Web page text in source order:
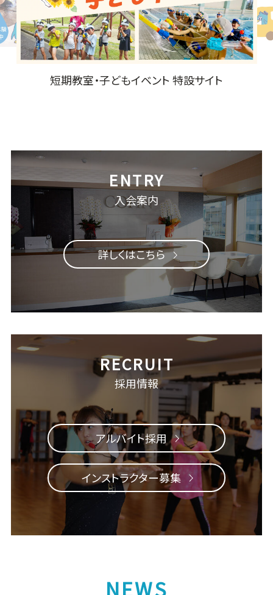
コパンお迎えバスサービス
入会案内
詳しくはこちら
採用情報
アルバイト採用
インストラクター募集